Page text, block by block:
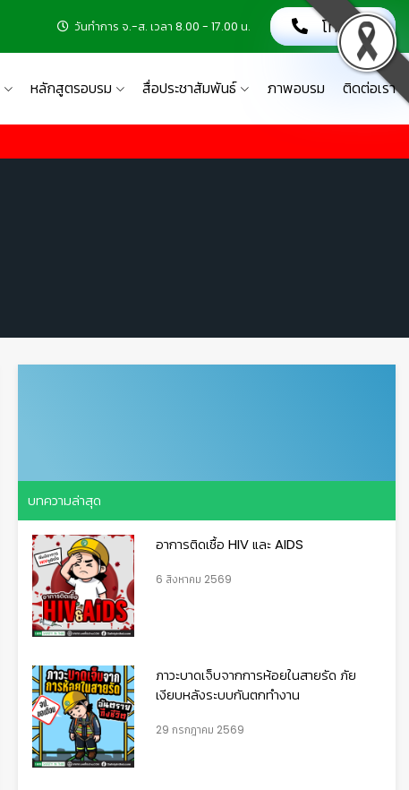
วันทำการ จ.-ส. เวลา 8.00 - 17.00 น. โทรเลย!
หลักสูตรอบรม สื่อประชาสัมพันธ์ ภาพอบรม ติดต่อเรา
บทความล่าสุด
อาการติดเชื้อ HIV และ AIDS
6 สิงหาคม 2569
ภาวะบาดเจ็บจากการห้อยในสายรัด ภัย
เงียบหลังระบบกันตกทำงาน
29 กรกฎาคม 2569